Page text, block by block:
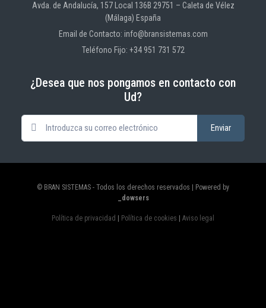
Avda. de Andalucía, 157 Local 136B 29751 – Caleta de Vélez
(Málaga) España
Email de Contacto: info@bransistemas.com
Teléfono Fijo: +34 951 731 572
¿Desea que nos pongamos en contacto con
Ud?
© BRAN SISTEMAS - Todos los derechos reservados | Powered by
_dowsers
Política de privacidad | Política de cookies | Aviso legal